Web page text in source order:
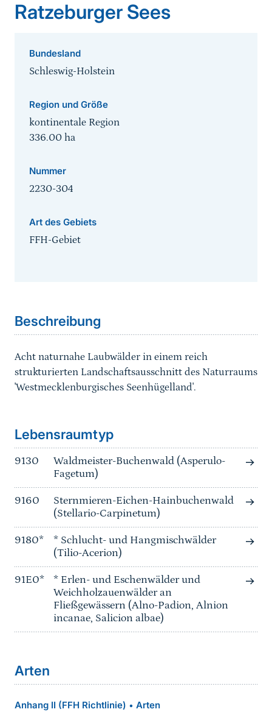
Ratzeburger Sees
Bundesland
Schleswig-Holstein
Region und Größe
kontinentale Region
336.00 ha
Nummer
2230-304
Art des Gebiets
FFH-Gebiet
Beschreibung
Acht naturnahe Laubwälder in einem reich
strukturierten Landschaftsausschnitt des Naturraums
'Westmecklenburgisches Seenhügelland'.
Lebensraumtyp
9130
Waldmeister-Buchenwald (Asperulo-
Fagetum)
9160
Sternmieren-Eichen-Hainbuchenwald
(Stellario-Carpinetum)
9180*
* Schlucht- und Hangmischwälder
(Tilio-Acerion)
91E0*
* Erlen- und Eschenwälder und
Weichholzauenwälder an
Fließgewässern (Alno-Padion, Alnion
incanae, Salicion albae)
Arten
Anhang II (FFH Richtlinie) • Arten